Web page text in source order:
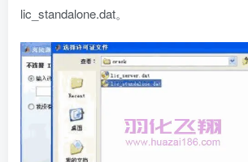
lic_standalone.dat。